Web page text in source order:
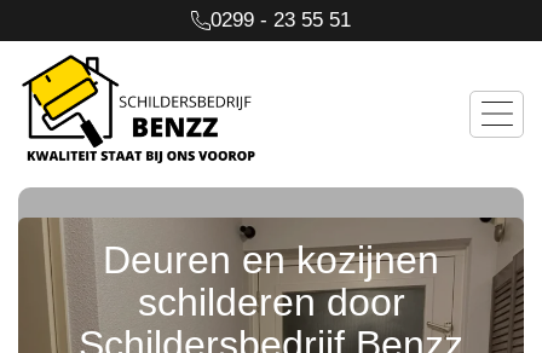
0299 - 23 55 51
Deuren en kozijnen
schilderen door
Schildersbedrijf Benzz